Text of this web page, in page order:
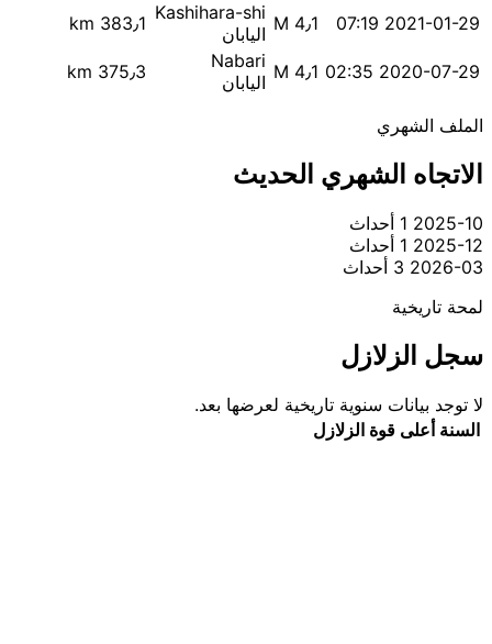
2021-01-29 07:19 M 4٫1 Kashihara-shi
اليابان
383٫1 km
2020-07-29 02:35 M 4٫1 Nabari
اليابان
375٫3 km
الملف الشهري
الاتجاه الشهري الحديث
2025-10 1 أحداث
2025-12 1 أحداث
2026-03 3 أحداث
لمحة تاريخية
سجل الزلازل
لا توجد بيانات سنوية تاريخية لعرضها بعد.
السنة أعلى قوة الزلازل